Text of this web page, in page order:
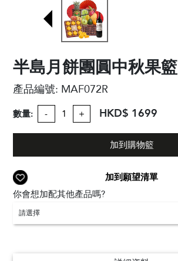
半島月餅團圓中秋果籃
產品編號: MAF072R
數量: - + HKD$ 1699
加到購物籃
加到願望清單
你會想加配其他產品嗎?
請選擇